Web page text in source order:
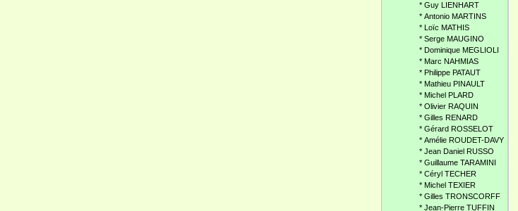
* Guy LIENHART
* Antonio MARTINS
* Loïc MATHIS
* Serge MAUGINO
* Dominique MEGLIOLI
* Marc NAHMIAS
* Philippe PATAUT
* Mathieu PINAULT
* Michel PLARD
* Olivier RAQUIN
* Gilles RENARD
* Gérard ROSSELOT
* Amélie ROUDET-DAVY
* Jean Daniel RUSSO
* Guillaume TARAMINI
* Céryl TECHER
* Michel TEXIER
* Gilles TRONSCORFF
* Jean-Pierre TUFFIN